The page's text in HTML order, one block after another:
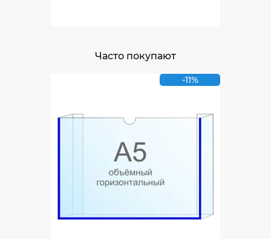
Часто покупают
-11%